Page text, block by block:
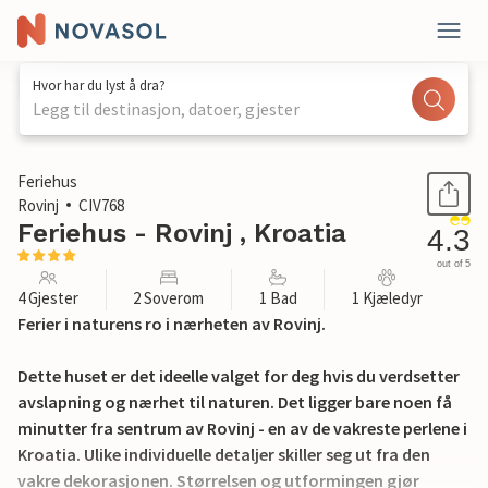
Hvor har du lyst å dra?
Legg til destinasjon, datoer, gjester
1 / 39
Feriehus
Rovinj
CIV768
Feriehus - Rovinj , Kroatia 4.3
out of 5
4 Gjester 2 Soverom 1 Bad 1 Kjæledyr
Ferier i naturens ro i nærheten av Rovinj.
Dette huset er det ideelle valget for deg hvis du verdsetter
avslapning og nærhet til naturen. Det ligger bare noen få
minutter fra sentrum av Rovinj - en av de vakreste perlene i
Kroatia. Ulike individuelle detaljer skiller seg ut fra den
vakre dekorasjonen. Størrelsen og utformingen gjør